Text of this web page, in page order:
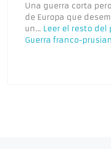
Una guerra corta
de Europa que
un… Leer el resto del
Guerra franco-